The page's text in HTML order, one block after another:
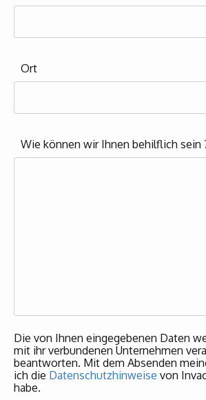
Ort
Wie können wir Ihnen behilflich sein
Die von Ihnen eingegebenen Daten
mit ihr verbundenen Unternehmen
beantworten. Mit dem Absenden
ich die Datenschutzhinweise von
habe.